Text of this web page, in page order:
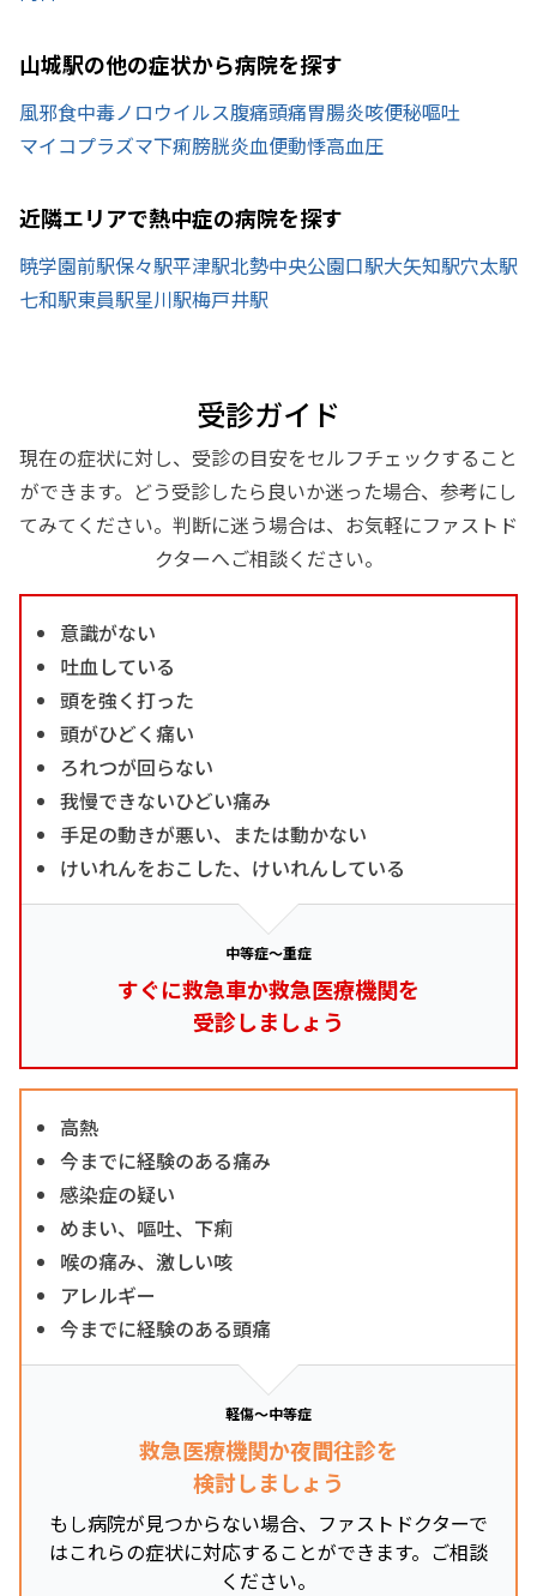
山城駅の他の症状から病院を探す
風邪食中毒ノロウイルス腹痛頭痛胃腸炎咳便秘嘔吐
マイコプラズマ下痢膀胱炎血便動悸高血圧
近隣エリアで熱中症の病院を探す
暁学園前駅保々駅平津駅北勢中央公園口駅大矢知駅穴太駅
七和駅東員駅星川駅梅戸井駅
受診ガイド
現在の症状に対し、受診の目安をセルフチェックすること
ができます。どう受診したら良いか迷った場合、参考にし
てみてください。判断に迷う場合は、お気軽にファストド
クターへご相談ください。
意識がない
吐血している
頭を強く打った
頭がひどく痛い
ろれつが回らない
我慢できないひどい痛み
手足の動きが悪い、または動かない
けいれんをおこした、けいれんしている
中等症～重症
すぐに救急車か救急医療機関を
受診しましょう
高熱
今までに経験のある痛み
感染症の疑い
めまい、嘔吐、下痢
喉の痛み、激しい咳
アレルギー
今までに経験のある頭痛
軽傷～中等症
救急医療機関か夜間往診を
検討しましょう
もし病院が見つからない場合、ファストドクターで
はこれらの症状に対応することができます。ご相談
ください。